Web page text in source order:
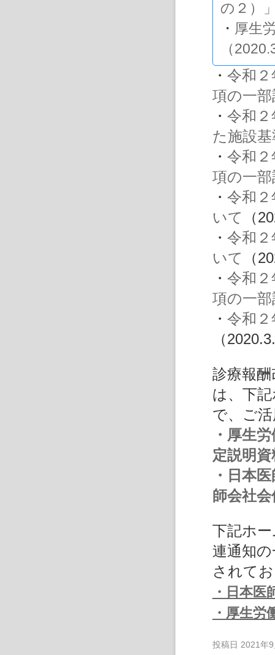
の２）
・ 厚生
（
・ 令和
項の一
・ 令和
た施設
・ 令和
項の一
・ 令和
いて
（
・ 令和
いて
（
・ 令和
項の一
・ 令和
（
診療報
は、下
で、ご
・厚生
定説明
・日本
師会社
下記ホ
連通知
されて
・日本
・厚生
投稿日 2021年